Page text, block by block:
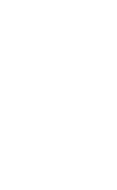
校 後援会